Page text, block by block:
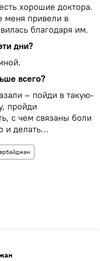
хорошие доктора.
меня привели в
благодаря им.
дни?
всего?
– пойди в такую-
пройди
с чем связаны боли
и делать…